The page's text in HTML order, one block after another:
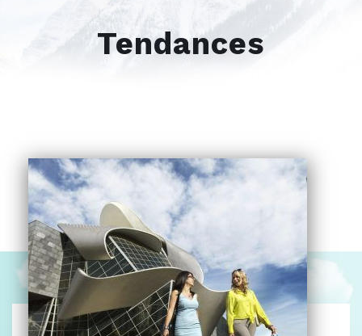
Tendances